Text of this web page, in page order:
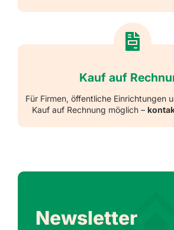
Kauf auf
Für Firmen, öffentliche Einrichtungen
Kauf auf Rechnung möglich –
Newsletter